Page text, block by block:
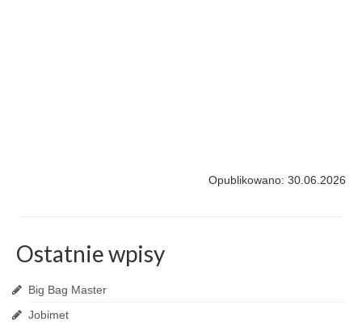
Opublikowano: 30.06.2026
Ostatnie wpisy
Big Bag Master
Jobimet